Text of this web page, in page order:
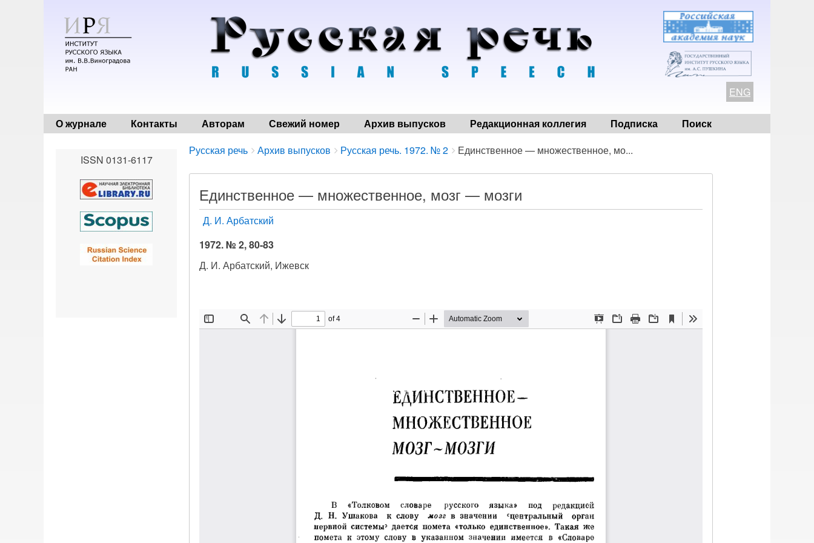
ENG
О журнале Контакты Авторам Свежий номер Архив выпусков Редакционная коллегия Подписка Поиск
Breadcrumbs
You
here:
Русская речь Архив выпусков Русская речь. 1972. № 2 Единственное — множественное, мо...
Единственное — множественное, мозг — мозги
Д. И. Арбатский
1972. № 2, 80-83
Д. И. Арбатский, Ижевск
ISSN 0131-6117